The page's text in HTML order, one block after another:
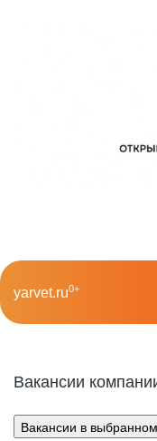
yarvet.ru0+
Вакансии
Вакансии в